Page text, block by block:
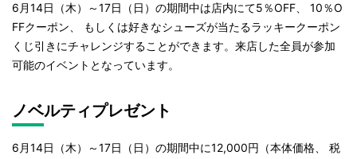
6月14日（木）～17日（日）の期間中は店内にて5％OFF、 10％O
FFクーポン、 もしくは好きなシューズが当たるラッキークーポン
くじ引きにチャレンジすることができます。来店した全員が参加
可能のイベントとなっています。
ノベルティプレゼント
6月14日（木）～17日（日）の期間中に12,000円（本体価格、 税